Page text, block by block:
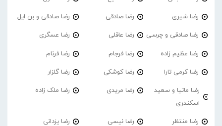
رضا شیری رضا صادقی رضا صادقی و بن ایل
رضا صادقی و چرسی رضا عاقلی رضا عسگری
رضا عظیم زاده رضا فرجام رضا فرنام
رضا کرمی تارا رضا کوشکی رضا گلزار
رضا ماتیا و سعید
اسکندری
رضا مریدی رضا ملک زاده
رضا منتظر رضا نیسی رضا یزدانی